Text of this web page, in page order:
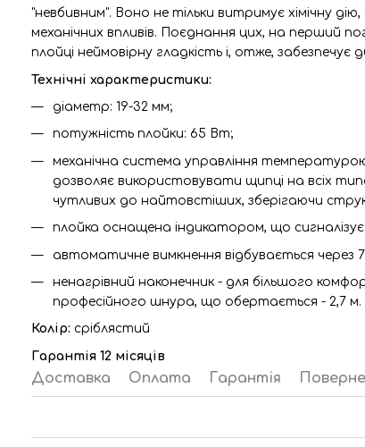
"невбивним". Воно не тільки витримує хімічну
механічних впливів. Поєднання цих, на перший
плойці неймовірну гладкість і, отже,
Технічні характеристики:
діаметр: 19-32 мм;
потужність плойки: 65 Вт;
механічна система управління температурою
дозволяє використовувати щипці на всіх
чутливих до найтовстіших, зберігаючи
плойка оснащена індикатором, що
автоматичне вимкнення відбувається через
ненагрівний наконечник - для більшого
професійного шнура, що обертається - 2,7 м.
Колір: сріблястий
Гарантія 12 місяців
Доставка Оплата Гарантія